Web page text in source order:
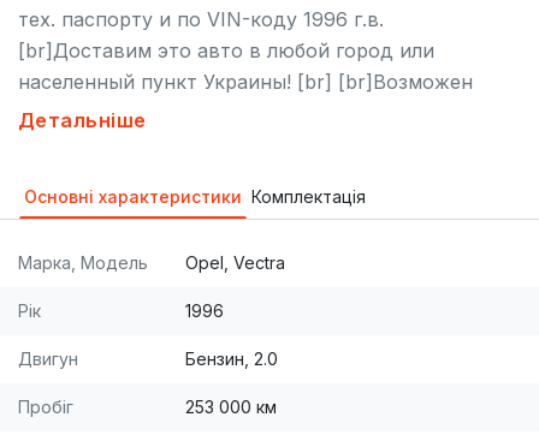
тех. паспорту и по VIN-коду 1996 г.в.
[br]Доставим это авто в любой город или
населенный пункт Украины! [br] [br]Возможен
обмен на любое авто (Trade-in), вопросы по
безопасность. [br] [br]Возможна продажа по
Детальное описание автомобиля смотрите на
нашем сайте.
Детальніше
Основні характеристики Комплектація
Марка, Модель Opel, Vectra
Рік 1996
Двигун Бензин, 2.0
Пробіг 253 000 км